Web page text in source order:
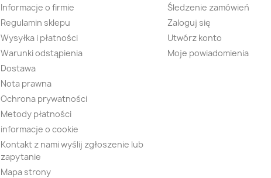
Informacje o firmie
Regulamin sklepu
Wysyłka i płatności
Warunki odstąpienia
Dostawa
Nota prawna
Ochrona prywatności
Metody płatności
informacje o cookie
Kontakt z nami wyślij zgłoszenie lub
zapytanie
Mapa strony
Śledzenie zamówień
Zaloguj się
Utwórz konto
Moje powiadomienia